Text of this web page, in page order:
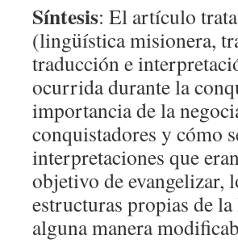
Síntesis: El artículo
(lingüística misionera,
traducción e
ocurrida durante la
importancia de la
conquistadores y cómo
interpretaciones que
objetivo de evangelizar,
estructuras propias de
alguna manera